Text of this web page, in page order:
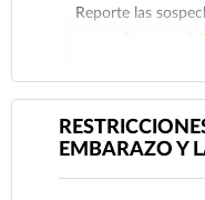
Reporte las
EMBARAZO Y